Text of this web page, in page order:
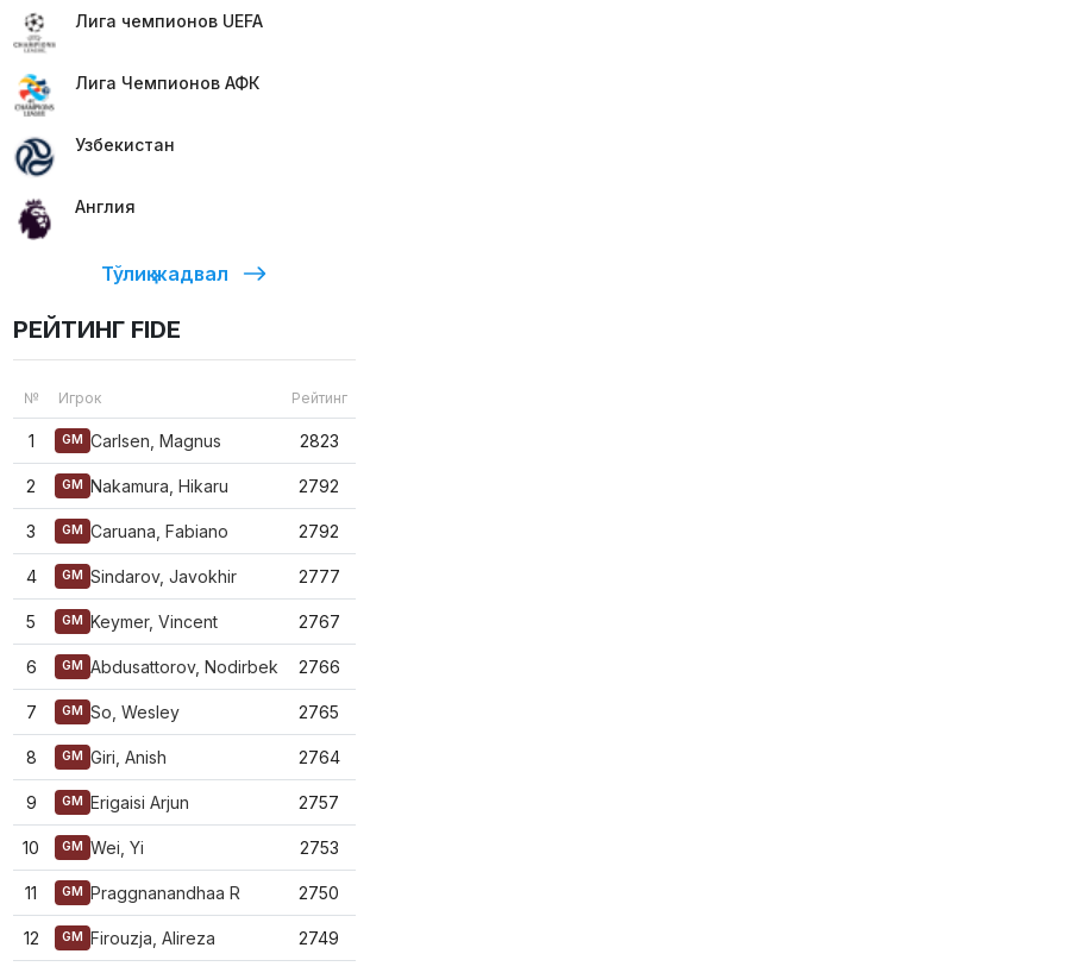
Лига чемпионов UEFA
Лига Чемпионов АФК
Узбекистан
Англия
Тўлиқ жадвал
РЕЙТИНГ FIDE
№ Игрок Рейтинг
1 GM Carlsen, Magnus 2823
2 GM Nakamura, Hikaru 2792
3 GM Caruana, Fabiano 2792
4 GM Sindarov, Javokhir 2777
5 GM Keymer, Vincent 2767
6 GM Abdusattorov, Nodirbek 2766
7 GM So, Wesley 2765
8 GM Giri, Anish 2764
9 GM Erigaisi Arjun 2757
10 GM Wei, Yi 2753
11 GM Praggnanandhaa R 2750
12 GM Firouzja, Alireza 2749